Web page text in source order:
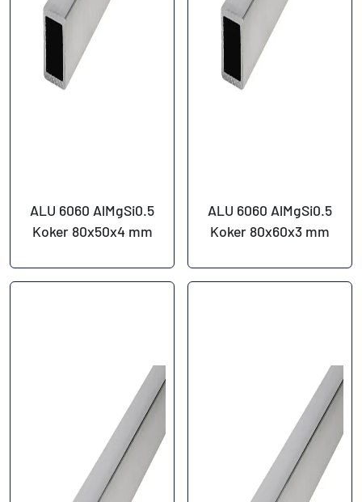
ALU 6060 AlMgSi0.5
Koker 80x50x4 mm
ALU 6060 AlMgSi0.5
Koker 80x60x3 mm